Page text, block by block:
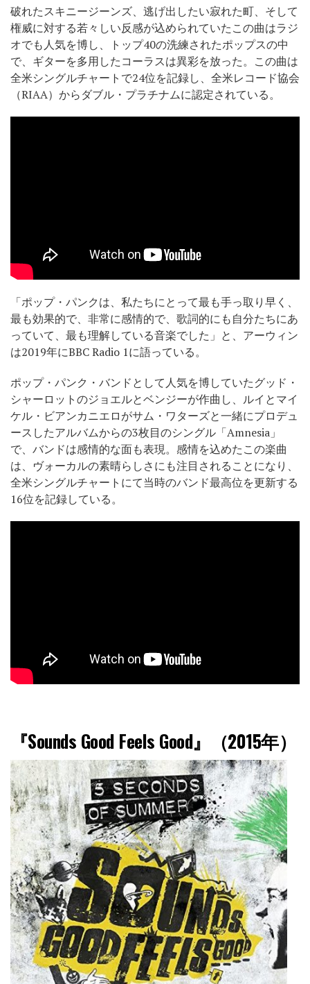
破れたスキニージーンズ、逃げ出したい寂れた町、そして
権威に対する若々しい反感が込められていたこの曲はラジ
オでも人気を博し、トップ40の洗練されたポップスの中
で、ギターを多用したコーラスは異彩を放った。この曲は
全米シングルチャートで24位を記録し、全米レコード協会
（RIAA）からダブル・プラチナムに認定されている。
「ポップ・パンクは、私たちにとって最も手っ取り早く、
最も効果的で、非常に感情的で、歌詞的にも自分たちにあ
っていて、最も理解している音楽でした」と、アーウィン
は2019年にBBC Radio 1に語っている。
ポップ・パンク・バンドとして人気を博していたグッド・
シャーロットのジョエルとベンジーが作曲し、ルイとマイ
ケル・ビアンカニエロがサム・ワターズと一緒にプロデュ
ースしたアルバムからの3枚目のシングル「Amnesia」
で、バンドは感情的な面も表現。感情を込めたこの楽曲
は、ヴォーカルの素晴らしさにも注目されることになり、
全米シングルチャートにて当時のバンド最高位を更新する
16位を記録している。
『Sounds Good Feels Good』（2015年）